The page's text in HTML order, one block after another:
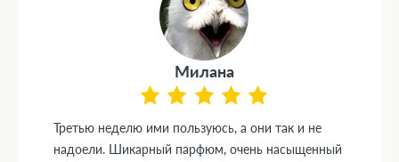
Милана
Третью неделю ими пользуюсь, а они так и не
надоели. Шикарный парфюм, очень насыщенный